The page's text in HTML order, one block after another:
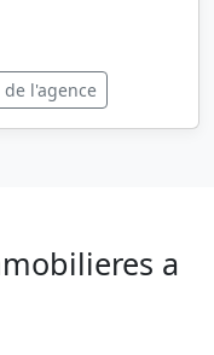
l'agence
a